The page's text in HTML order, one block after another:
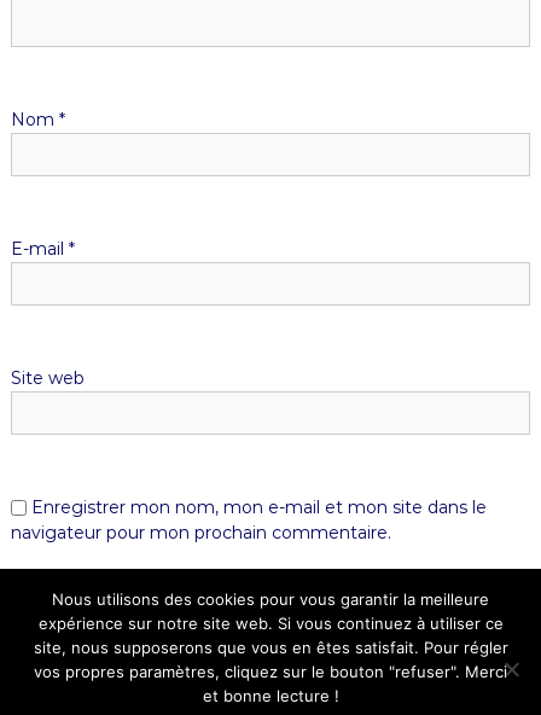
Nom *
E-mail *
Site web
Enregistrer mon nom, mon e-mail et mon site dans le
navigateur pour mon prochain commentaire.
Nous utilisons des cookies pour vous garantir la meilleure
expérience sur notre site web. Si vous continuez à utiliser ce
site, nous supposerons que vous en êtes satisfait. Pour régler
vos propres paramètres, cliquez sur le bouton "refuser". Merci
et bonne lecture !